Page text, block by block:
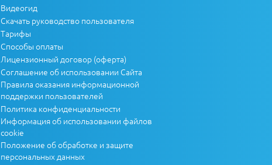
Видеогид
Скачать руководство пользователя
Тарифы
Способы оплаты
Лицензионный договор (оферта)
Соглашение об использовании Сайта
Правила оказания информационной
поддержки пользователей
Политика конфиденциальности
Информация об использовании файлов
cookie
Положение об обработке и защите
персональных данных